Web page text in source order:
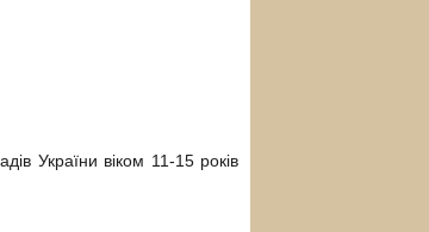
України віком 11-15 років